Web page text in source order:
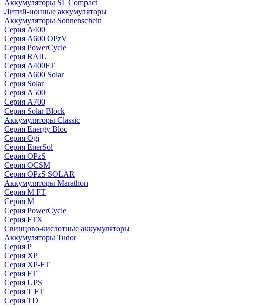
Аккумуляторы SL Compact
Литий-ионные аккумуляторы
Аккумуляторы Sonnenschein
Серия A400
Серия A600 OPzV
Серия PowerCycle
Серия RAIL
Серия A400FT
Серия A600 Solar
Серия Solar
Серия A500
Серия A700
Серия Solar Block
Аккумуляторы Classic
Серия Energy Bloc
Серия Ogi
Серия EnerSol
Серия OPzS
Серия OCSM
Серия OPzS SOLAR
Аккумуляторы Marathon
Серия M FT
Серия M
Серия PowerCycle
Серия FTX
Свинцово-кислотные аккумуляторы
Аккумуляторы Tudor
Серия P
Серия XP
Серия XP-FT
Серия FT
Серия UPS
Серия T FT
Серия TD